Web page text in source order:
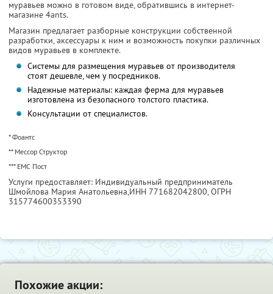
муравьев можно в готовом виде, обратившись в интернет-
магазине 4ants.
Магазин предлагает разборные конструкции собственной
разработки, аксессуары к ним и возможность покупки различных
видов муравьев в комплекте.
Системы для размещения муравьев от производителя
стоят дешевле, чем у посредников.
Надежные материалы: каждая ферма для муравьев
изготовлена из безопасного толстого пластика.
Консультации от специалистов.
* Фоантс
** Мессор Структор
*** ЕМС Пост
Услуги предоставляет: Индивидуальный предприниматель
Шмойлова Мария Анатольевна,ИНН 771682042800, ОГРН
315774600353390
Похожие акции: